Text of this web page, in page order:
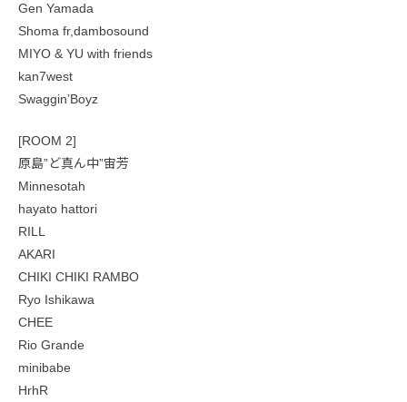
Gen Yamada
Shoma fr,dambosound
MIYO & YU with friends
kan7west
Swaggin’Boyz
[ROOM 2]
原島”ど真ん中”宙芳
Minnesotah
hayato hattori
RILL
AKARI
CHIKI CHIKI RAMBO
Ryo Ishikawa
CHEE
Rio Grande
minibabe
HrhR